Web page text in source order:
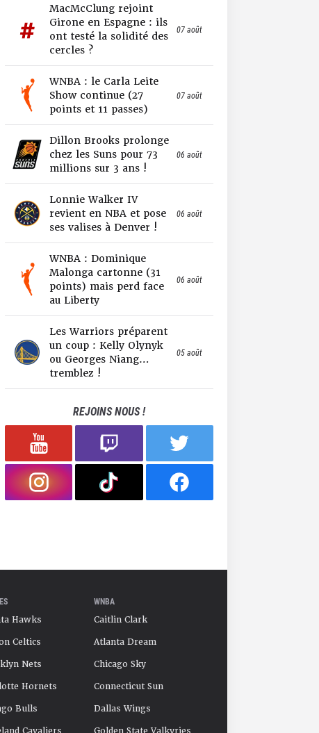
MacMcClung rejoint
Girone en Espagne : ils
ont testé la solidité des
cercles ?
07 août
WNBA : le Carla Leite
Show continue (27
points et 11 passes)
07 août
Dillon Brooks prolonge
chez les Suns pour 73
millions sur 3 ans !
06 août
Lonnie Walker IV
revient en NBA et pose
ses valises à Denver !
06 août
WNBA : Dominique
Malonga cartonne (31
points) mais perd face
au Liberty
06 août
Les Warriors préparent
un coup : Kelly Olynyk
ou Georges Niang…
tremblez !
05 août
REJOINS NOUS !
Hawks
Celtics
Nets
Hornets
Bulls
WNBA
Caitlin Clark
Atlanta Dream
Chicago Sky
Connecticut Sun
Dallas Wings